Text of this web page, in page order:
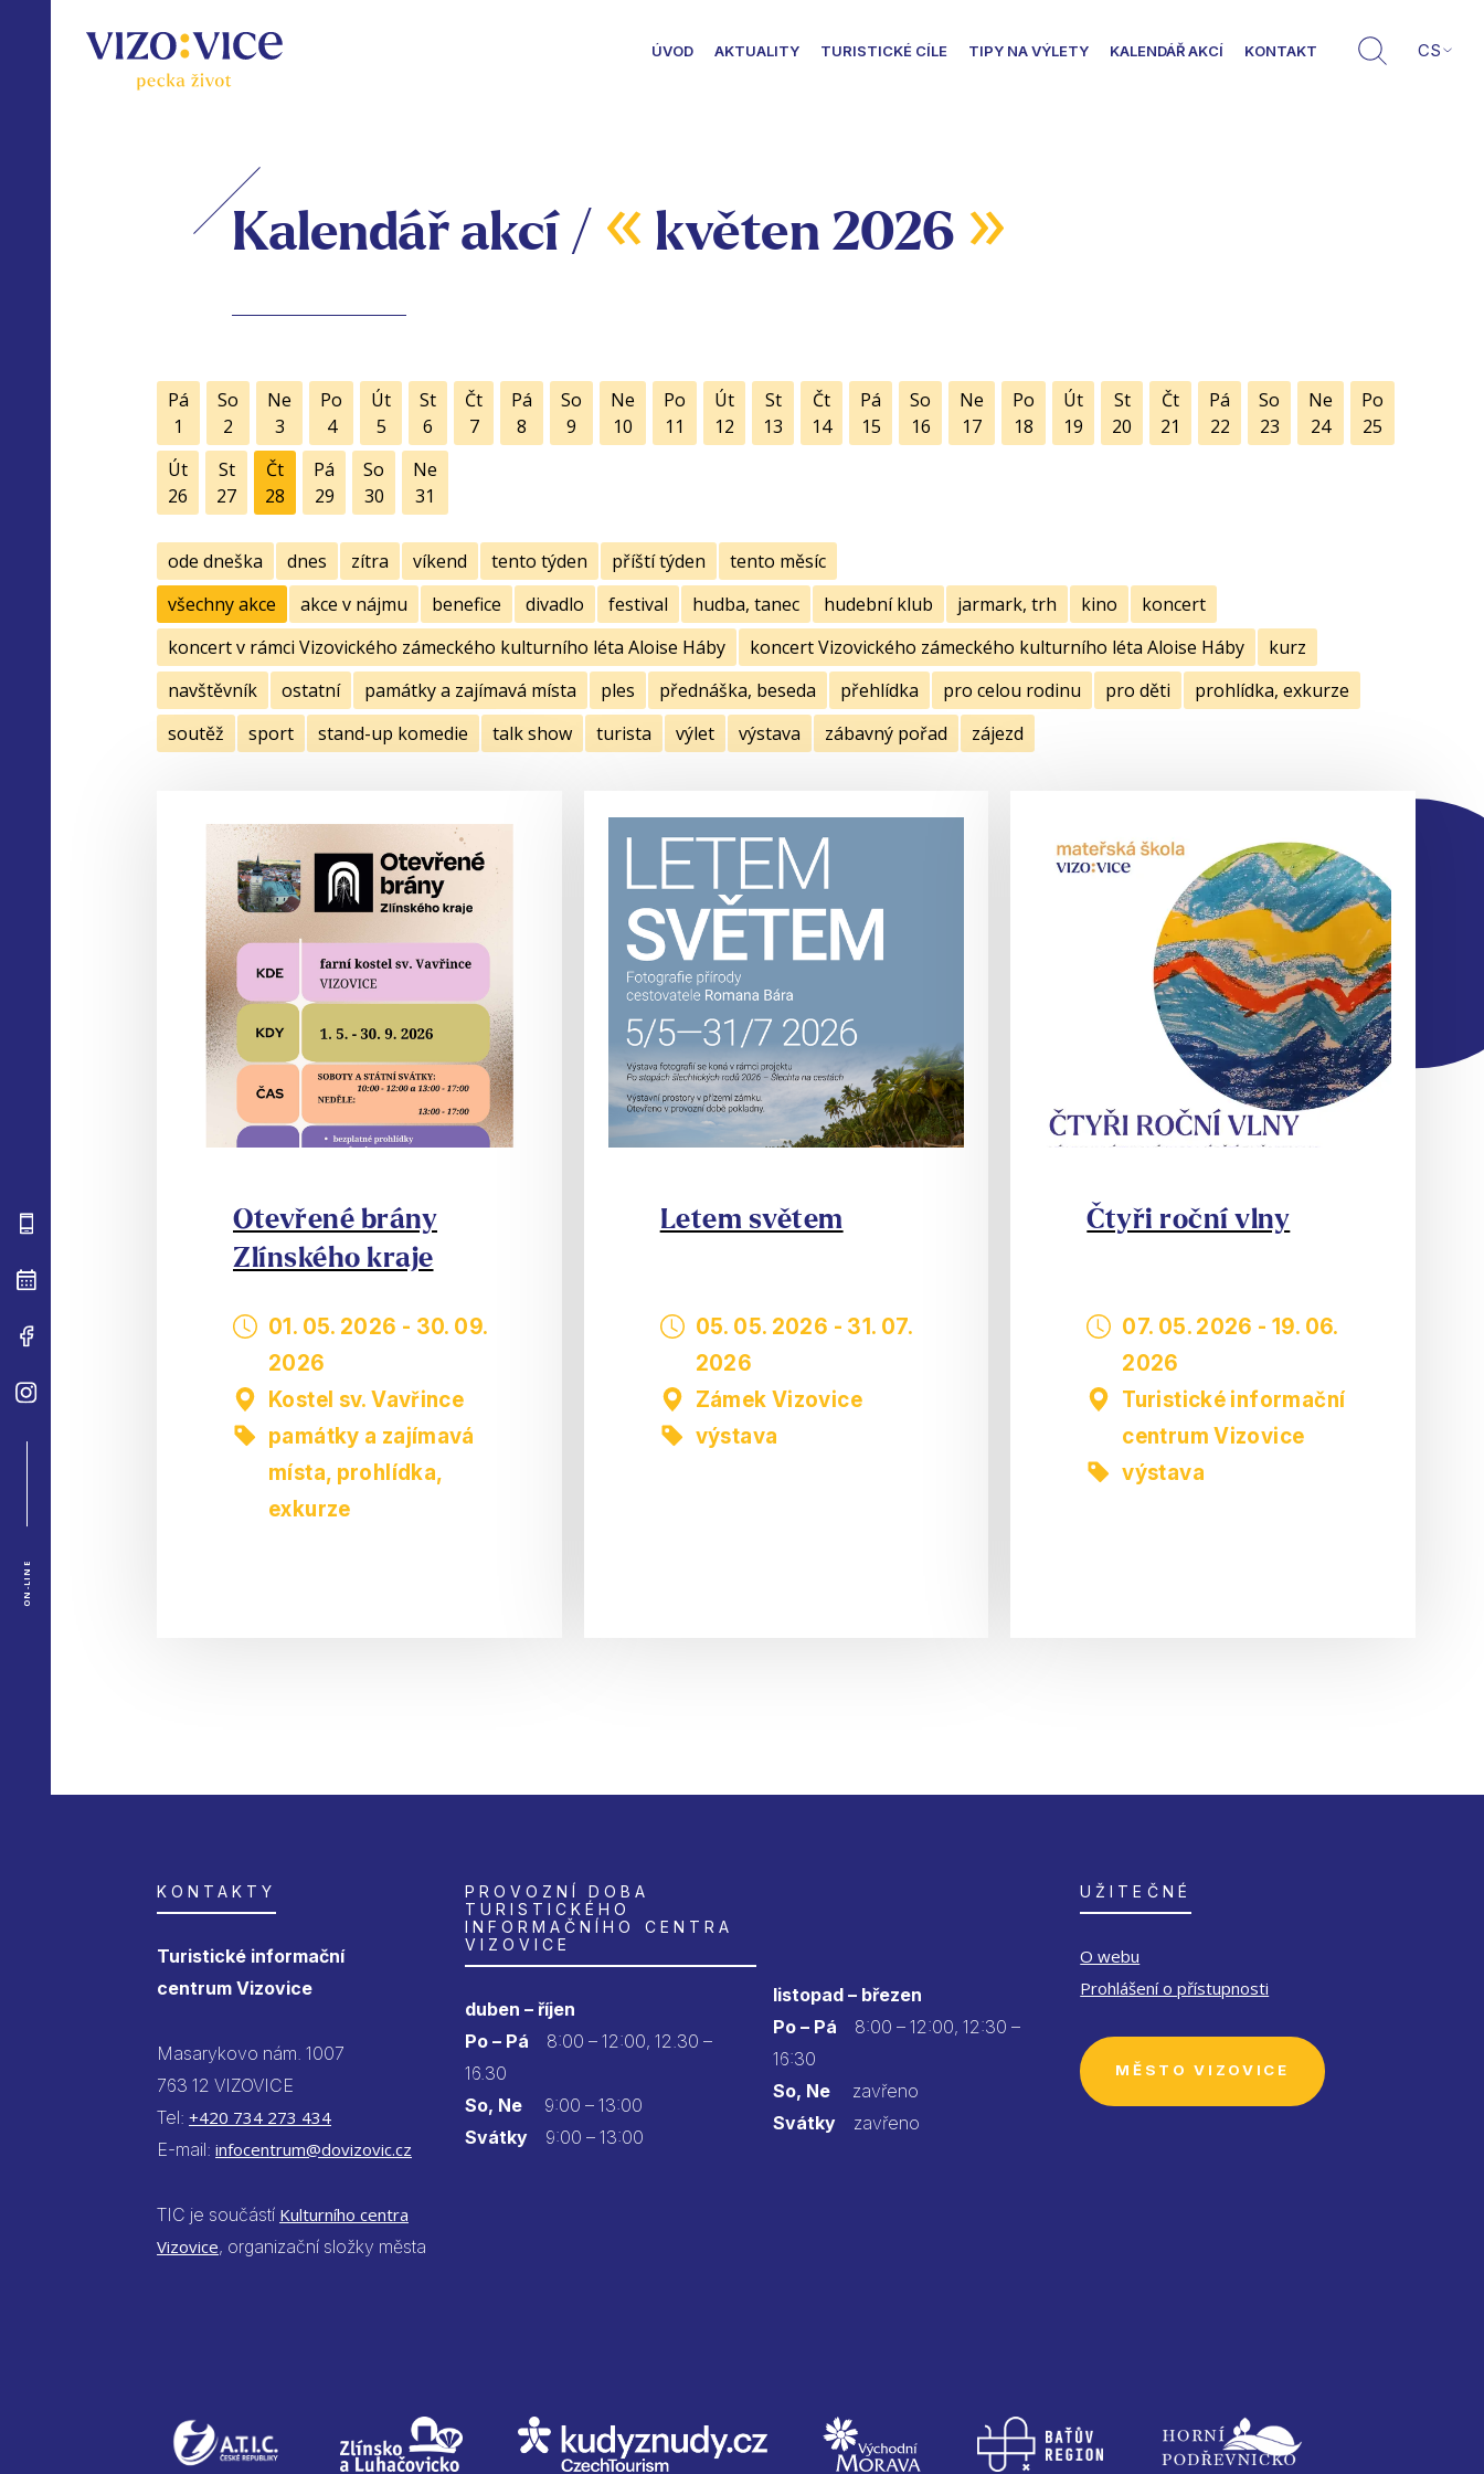
ÚVOD AKTUALITY TURISTICKÉ CÍLE TIPY NA VÝLETY KALENDÁŘ AKCÍ KONTAKT CS
ON-LINE
Kalendář akcí / « květen 2026 »
Pá
1
So
2
Ne
3
Po
4
Út
5
St
6
Čt
7
Pá
8
So
9
Ne
10
Po
11
Út
12
St
13
Čt
14
Pá
15
So
16
Ne
17
Po
18
Út
19
St
20
Čt
21
Pá
22
So
23
Ne
24
Po
25
Út
26
St
27
Čt
28
Pá
29
So
30
Ne
31
ode dneška dnes zítra víkend tento týden příští týden
tento měsíc
všechny akce
akce v nájmu benefice divadlo festival hudba, tanec hudební klub jarmark, trh kino
koncert
koncert v rámci Vizovického zámeckého kulturního léta Aloise Háby
koncert Vizovického zámeckého kulturního léta Aloise Háby
kurz
navštěvník
ostatní památky a zajímavá místa ples přednáška, beseda přehlídka pro celou rodinu pro děti
prohlídka, exkurze
soutěž
sport stand-up komedie talk show turista výlet výstava zábavný pořad zájezd
Otevřené brány
Zlínského kraje
01. 05. 2026 - 30. 09.
2026
Kostel sv. Vavřince
památky a zajímavá
místa, prohlídka,
exkurze
Letem světem
05. 05. 2026 - 31. 07.
2026
Zámek Vizovice
výstava
Čtyři roční vlny
07. 05. 2026 -19. 06.
2026
Turistické informační
centrum Vizovice
výstava
KONTAKTY
Turistické informační
centrum Vizovice
Masarykovo nám. 1007
763 12 VIZOVICE
Tel: +420 734 273 434
E-mail: infocentrum@dovizovic.cz
TIC je součástí Kulturního centra
Vizovice, organizační složky města
PROVOZNÍ DOBA
TURISTICKÉHO
INFORMAČNÍHO CENTRA
VIZOVICE
duben – říjen
Po – Pá
8:00 – 12:00, 12.30 –
16.30
So, Ne9:00 – 13:00
Svátky9:00 – 13:00
listopad – březen
Po – Pá 8:00 – 12:00, 12:30 –
16:30
So, Nezavřeno
Svátkyzavřeno
UŽITEČNÉ
O webu
Prohlášení o přístupnosti
MĚSTO VIZOVICE